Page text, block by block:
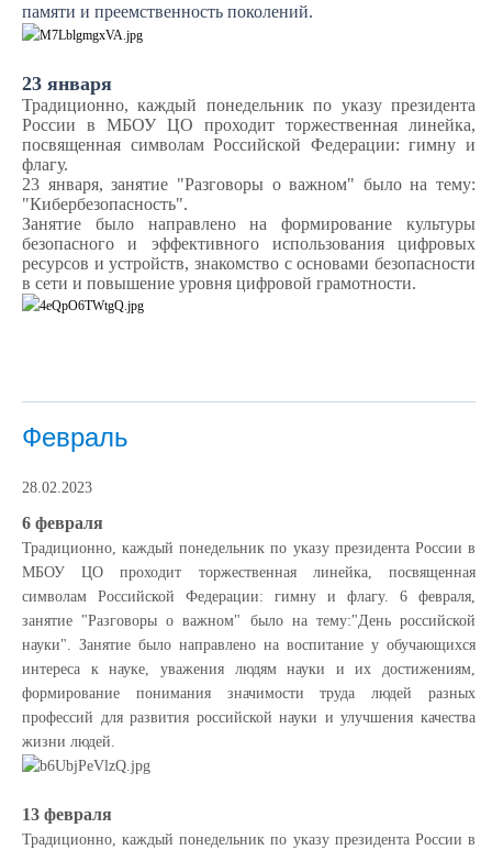
памяти и преемственность поколений.
23 января
Традиционно, каждый понедельник по указу президента
России в МБОУ ЦО проходит торжественная линейка,
посвященная символам Российской Федерации: гимну и
флагу.
23 января, занятие "Разговоры о важном" было на тему:
"Кибербезопасность".
Занятие было направлено на формирование культуры
безопасного и эффективного использования цифровых
ресурсов и устройств, знакомство с основами безопасности
в сети и повышение уровня цифровой грамотности.
Февраль
28.02.2023
6 февраля
Традиционно, каждый понедельник по указу президента России в
МБОУ ЦО проходит торжественная линейка, посвященная
символам Российской Федерации: гимну и флагу. 6 февраля,
занятие "Разговоры о важном" было на тему:"День российской
науки". Занятие было направлено на воспитание у обучающихся
интереса к науке, уважения людям науки и их достижениям,
формирование понимания значимости труда людей разных
профессий для развития российской науки и улучшения качества
жизни людей.
13 февраля
Традиционно, каждый понедельник по указу президента России в